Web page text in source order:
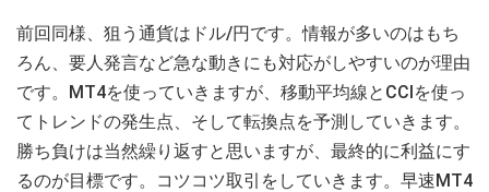
前回同様、狙う通貨はドル/円です。情報が多いのはもち
ろん、要人発言など急な動きにも対応がしやすいのが理由
です。MT4を使っていきますが、移動平均線とCCIを使っ
てトレンドの発生点、そして転換点を予測していきます。
勝ち負けは当然繰り返すと思いますが、最終的に利益にす
るのが目標です。コツコツ取引をしていきます。早速MT4